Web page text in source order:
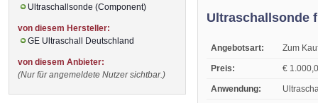
Ultraschallsonde
Angebotsart: Zum
Preis: €
Anwendung:
Ultraschallsonde (Component)
von diesem Hersteller:
GE Ultraschall Deutschland
von diesem Anbieter:
(Nur für angemeldete Nutzer sichtbar.)